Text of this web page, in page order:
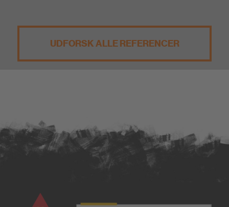
UDFORSK ALLE REFERENCER